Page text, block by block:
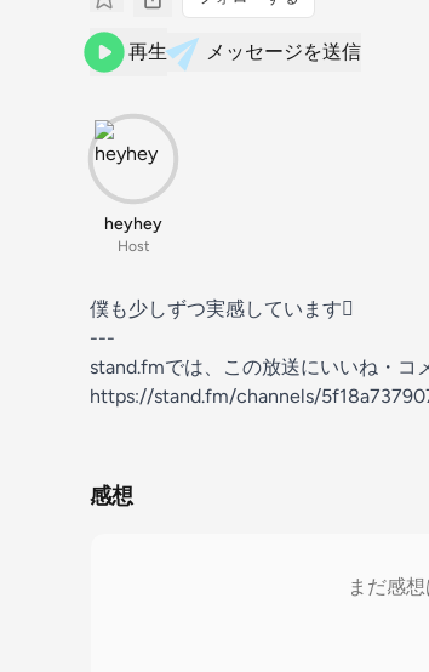
再生 メッセージを送信
heyhey
Host
僕も少しずつ実感しています
---
stand.fmでは、この放送にいいね・コ
https://stand.fm/channels/
感想
まだ感